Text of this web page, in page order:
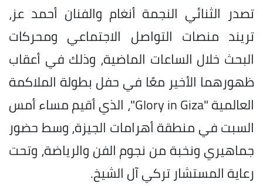
تصدر الثنائي النجمة أنغام والفنان أحمد عز،
تريند منصات التواصل الاجتماعي ومحركات
البحث خلال الساعات الماضية، وذلك في أعقاب
ظهورهما الأخير معًا في حفل بطولة الملاكمة
العالمية "Glory in Giza"، الذي أقيم مساء أمس
السبت في منطقة أهرامات الجيزة، وسط حضور
جماهيري ونخبة من نجوم الفن والرياضة، وتحت
رعاية المستشار تركي آل الشيخ.